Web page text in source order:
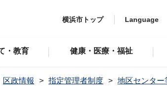
横浜市トップ Language
・教育 健康・医療・福祉
区政情報 指定管理者制度
地区センター